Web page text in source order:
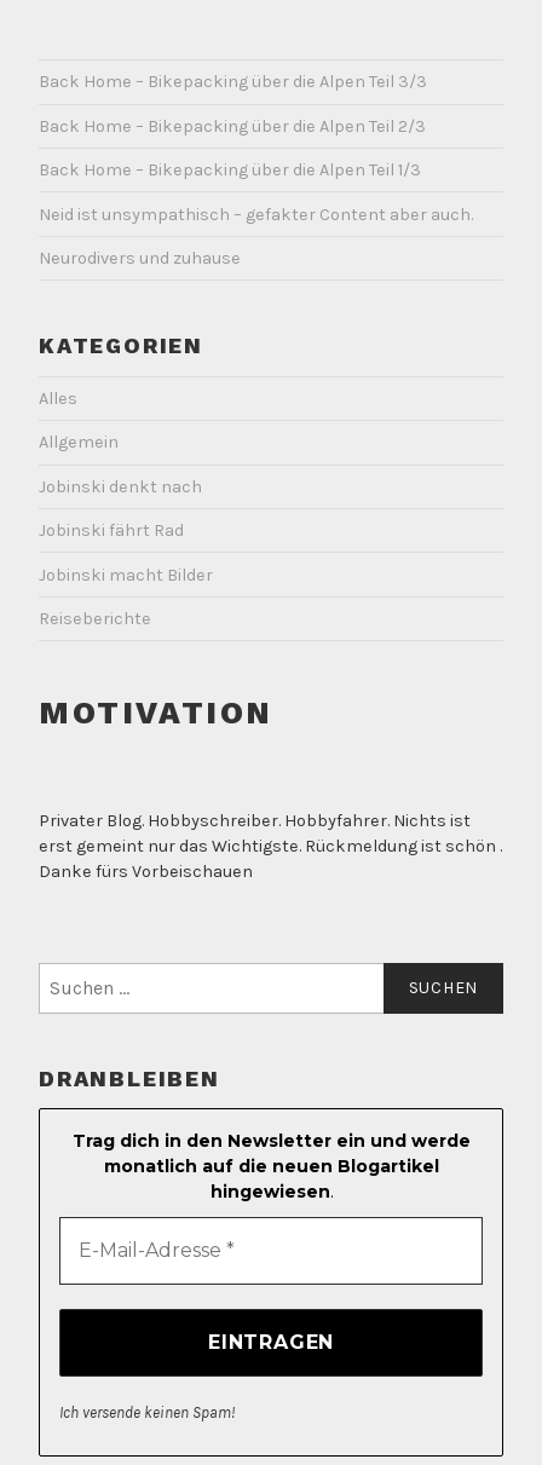
Back Home – Bikepacking über die Alpen Teil 3/3
Back Home – Bikepacking über die Alpen Teil 2/3
Back Home – Bikepacking über die Alpen Teil 1/3
Neid ist unsympathisch – gefakter Content aber auch.
Neurodivers und zuhause
KATEGORIEN
Alles
Allgemein
Jobinski denkt nach
Jobinski fährt Rad
Jobinski macht Bilder
Reiseberichte
MOTIVATION
Privater Blog. Hobbyschreiber. Hobbyfahrer. Nichts ist
erst gemeint nur das Wichtigste. Rückmeldung ist schön .
Danke fürs Vorbeischauen
nach:
DRANBLEIBEN
Trag dich in den Newsletter ein und werde
monatlich auf die neuen Blogartikel
hingewiesen.
Ich versende keinen Spam!